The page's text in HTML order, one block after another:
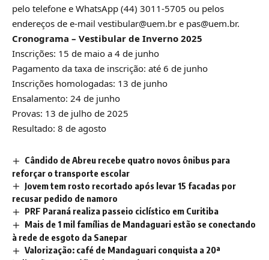
pelo telefone e WhatsApp (44) 3011-5705 ou pelos
endereços de e-mail vestibular@uem.br e pas@uem.br.
Cronograma – Vestibular de Inverno 2025
Inscrições: 15 de maio a 4 de junho
Pagamento da taxa de inscrição: até 6 de junho
Inscrições homologadas: 13 de junho
Ensalamento: 24 de junho
Provas: 13 de julho de 2025
Resultado: 8 de agosto
Cândido de Abreu recebe quatro novos ônibus para
reforçar o transporte escolar
Jovem tem rosto recortado após levar 15 facadas por
recusar pedido de namoro
PRF Paraná realiza passeio ciclístico em Curitiba
Mais de 1 mil famílias de Mandaguari estão se conectando
à rede de esgoto da Sanepar
Valorização: café de Mandaguari conquista a 20ª